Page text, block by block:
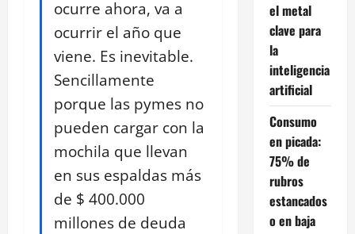
ocurre ahora, va a
ocurrir el año que
viene. Es inevitable.
Sencillamente
porque las pymes no
pueden cargar con la
mochila que llevan
en sus espaldas más
de $ 400.000
millones de deuda
el metal
clave para
la
inteligencia
artificial
Consumo
en picada:
75% de
rubros
estancados
o en baja